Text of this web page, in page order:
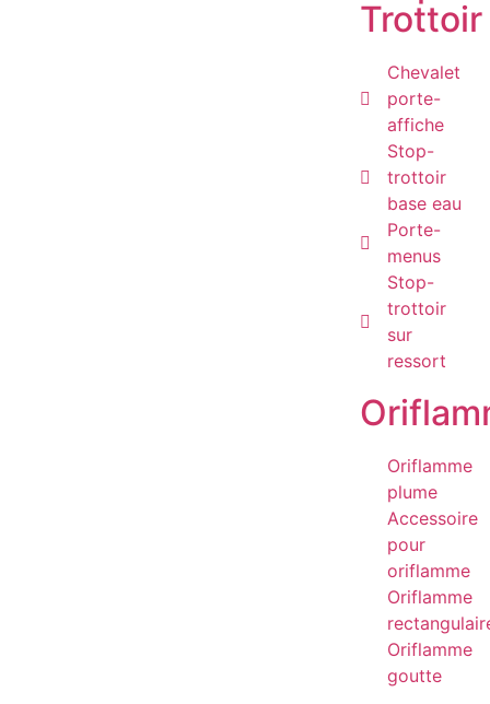
Trottoir
Chevalet
porte-
affiche
Stop-
trottoir
base eau
Porte-
menus
Stop-
trottoir
sur
ressort
Oriflamme
plume
Accessoire
pour
oriflamme
Oriflamme
Oriflamme
goutte